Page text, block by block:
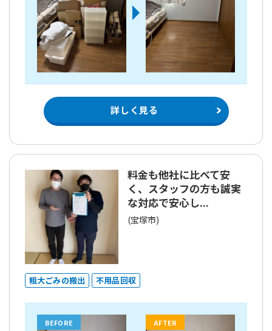
詳しく見る
料金も他社に比べて安
く、スタッフの方も誠実
な対応で安心し...
(宝塚市)
粗大ごみの搬出 不用品回収
BEFORE AFTER